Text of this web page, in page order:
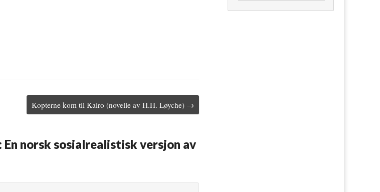
Kopterne kom til Kairo (novelle av H.H. Løyche) →
norsk sosialrealistisk versjon av